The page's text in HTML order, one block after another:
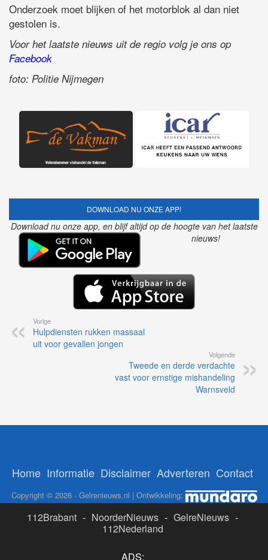
Onderzoek moet blijken of het motorblok al dan niet
gestolen is.
Voor het laatste nieuws uit de regio volg je ons op
Facebook
foto: Politie Nijmegen
DOWNLOAD NU ONZE APP!
Download nu onze app, en blijf altijd op de hoogte van het laatste
nieuws!
Vorige
Hulpdiensten rukken massaal
uit voor gevallen jongen
Volgende
Tweede en derde verdachte
vast voor ernstige mishandeling
Warnsveld
Home Informatie Disclaimer Adverteren Contact
Copyright © 2026 - Gelrenieuws.nl | Ontwikkeling:
112Brabant - NoorderNieuws - GelreNieuws -
112Nederland
ADS: